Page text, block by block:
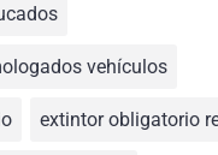
vehículos
extintor obligatorio